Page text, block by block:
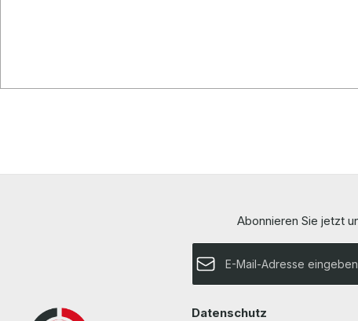
Abonnieren Sie jetzt
E-Mail-Adresse*
Datenschutz